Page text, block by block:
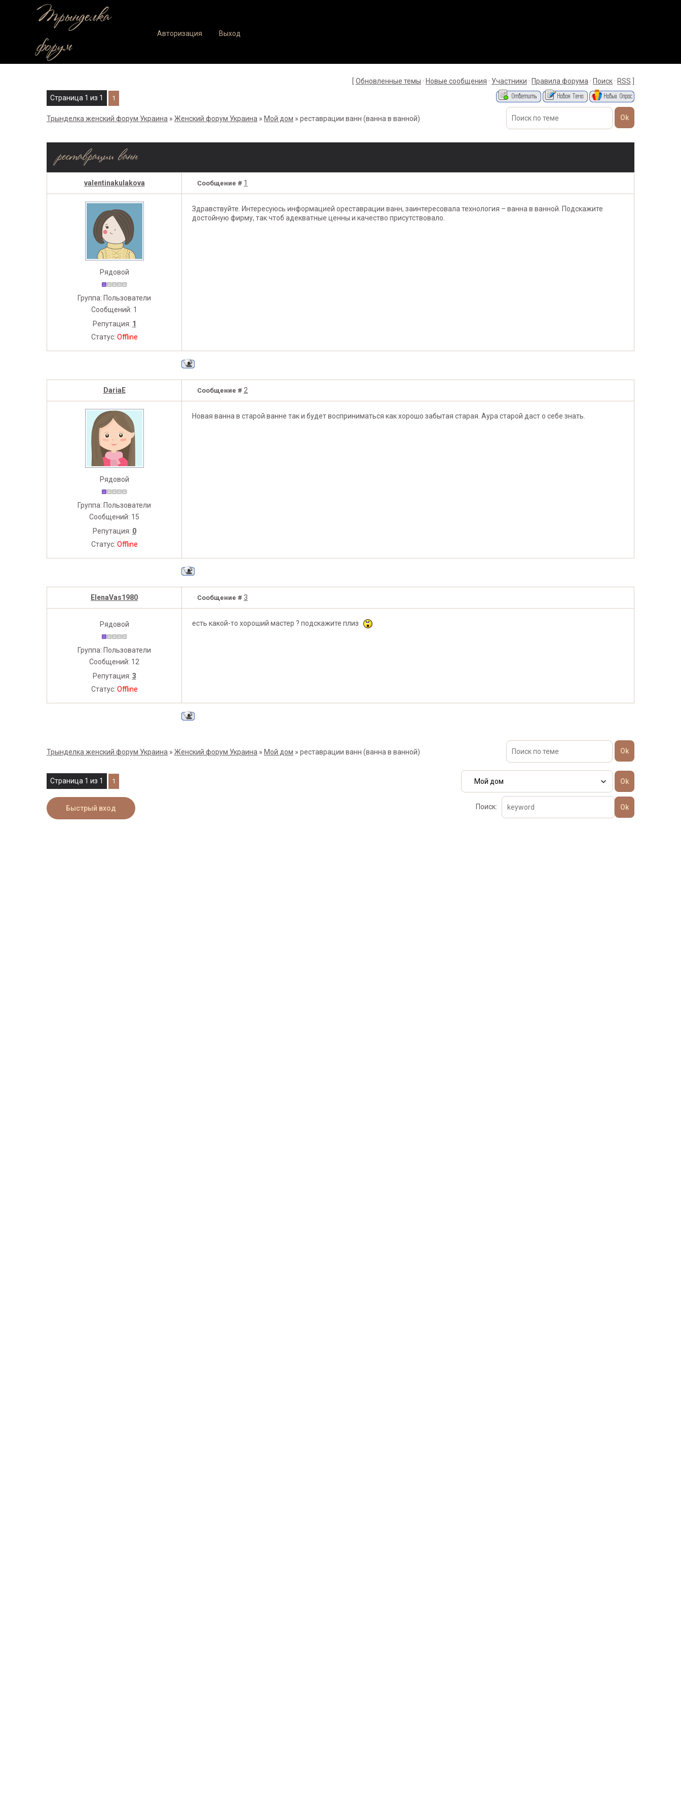
Трынделка
форум
Авторизация Выход
Обновленные темы · Новые сообщения · Участники · Правила форума · Поиск · RSS
Страница 1 из 1 1
Трынделка женский форум Украина » Женский форум Украина » Мой дом » реставрации ванн (ванна в ванной)
реставрации ванн
valentinakulakova Сообщение # 1
Рядовой
Группа: Пользователи
Сообщений: 1
Репутация: 1
Статус: Offline
Здравствуйте. Интересуюсь информацией ореставрации ванн, заинтересовала технология – ванна в ванной. Подскажите
достойную фирму, так чтоб адекватные ценны и качество присутствовало.
DariaE Сообщение # 2
Рядовой
Группа: Пользователи
Сообщений: 15
Репутация: 0
Статус: Offline
Новая ванна в старой ванне так и будет восприниматься как хорошо забытая старая. Аура старой даст о себе знать.
ElenaVas1980 Сообщение # 3
Рядовой
Группа: Пользователи
Сообщений: 12
Репутация: 3
Статус: Offline
есть какой-то хороший мастер ? подскажите плиз
Трынделка женский форум Украина » Женский форум Украина » Мой дом » реставрации ванн (ванна в ванной)
Страница 1 из 1 1
Поиск: